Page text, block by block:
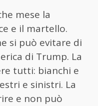
mese la
e il martello.
si può evitare di
di Trump. La
tutti: bianchi e
e sinistri. La
e non può